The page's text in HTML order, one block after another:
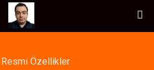
Resmi Özellikler